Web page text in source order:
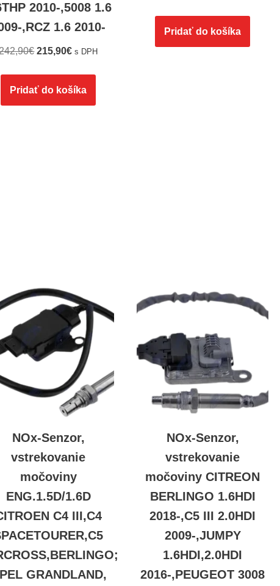
2010-,5008 1.6
,RCZ 1.6 2010-
€ 215,90€ s DPH
Pridať do košíka
Pridať do košíka
NOx-Senzor,
vstrekovanie
močoviny
ENG.1.5D/1.6D
C4 III,C4
GRANDLAND,
NOx-Senzor,
vstrekovanie
močoviny CITREON
BERLINGO 1.6HDI
2018-,C5 III 2.0HDI
2009-,JUMPY
1.6HDI,2.0HDI
2016-,PEUGEOT 3008